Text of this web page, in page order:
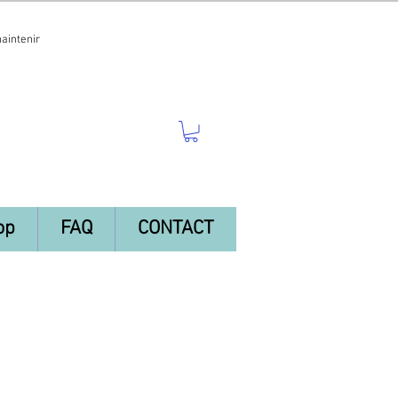
FAQ CONTACT